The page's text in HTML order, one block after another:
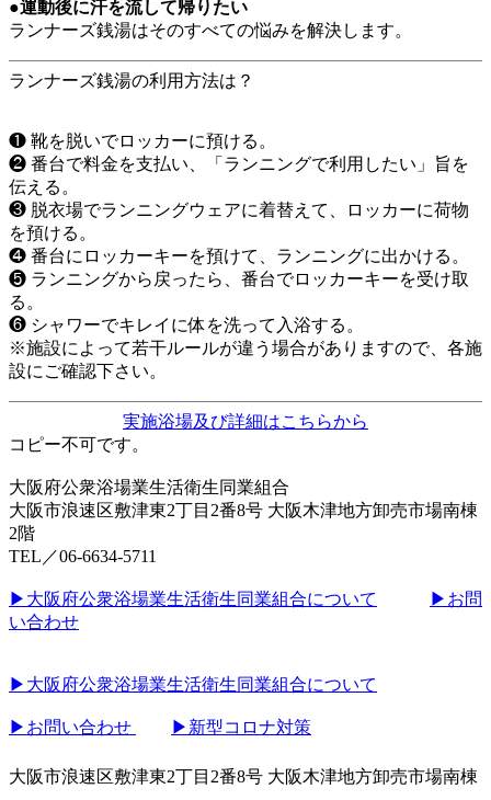
●運動後に汗を流して帰りたい
ランナーズ銭湯はそのすべての悩みを解決します。
ランナーズ銭湯の利用方法は？
❶ 靴を脱いでロッカーに預ける。
❷ 番台で料金を支払い、「ランニングで利用したい」旨を
伝える。
❸ 脱衣場でランニングウェアに着替えて、ロッカーに荷物
を預ける。
❹ 番台にロッカーキーを預けて、ランニングに出かける。
❺ ランニングから戻ったら、番台でロッカーキーを受け取
る。
❻ シャワーでキレイに体を洗って入浴する。
※施設によって若干ルールが違う場合がありますので、各施
設にご確認下さい。
実施浴場及び詳細はこちらから
コピー不可です。
大阪府公衆浴場業生活衛生同業組合
大阪市浪速区敷津東2丁目2番8号 大阪木津地方卸売市場南棟
2階
TEL／06-6634-5711
▶︎大阪府公衆浴場業生活衛生同業組合について
▶︎お問
い合わせ
▶︎大阪府公衆浴場業生活衛生同業組合について
▶︎お問い合わせ ▶︎新型コロナ対策
大阪市浪速区敷津東2丁目2番8号 大阪木津地方卸売市場南棟